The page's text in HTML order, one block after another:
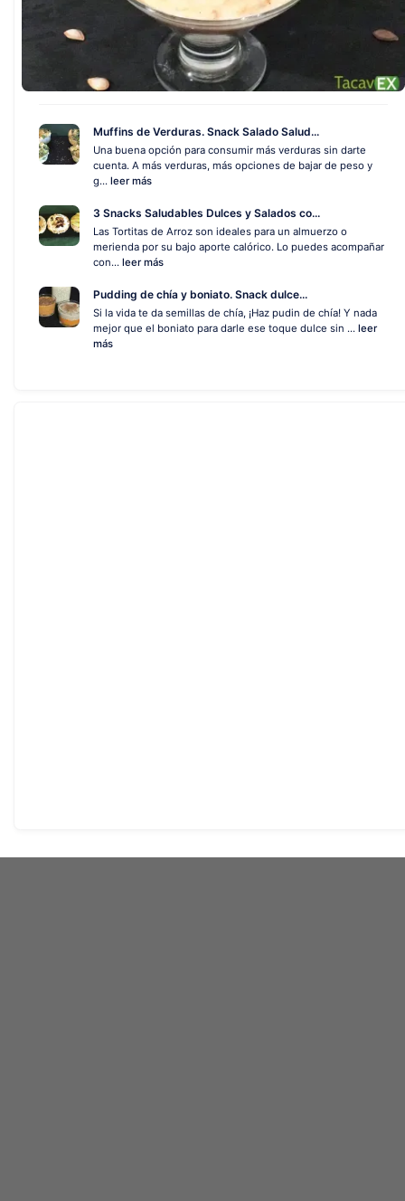
Muffins de Verduras. Snack Salado Salud...
Una buena opción para consumir más verduras sin darte
cuenta. A más verduras, más opciones de bajar de peso y
g... leer más
3 Snacks Saludables Dulces y Salados co...
Las Tortitas de Arroz son ideales para un almuerzo o
merienda por su bajo aporte calórico. Lo puedes acompañar
con... leer más
Pudding de chía y boniato. Snack dulce...
Si la vida te da semillas de chía, ¡Haz pudin de chía! Y nada
mejor que el boniato para darle ese toque dulce sin ... leer
más